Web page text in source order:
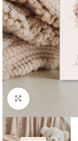
Click to enlarge